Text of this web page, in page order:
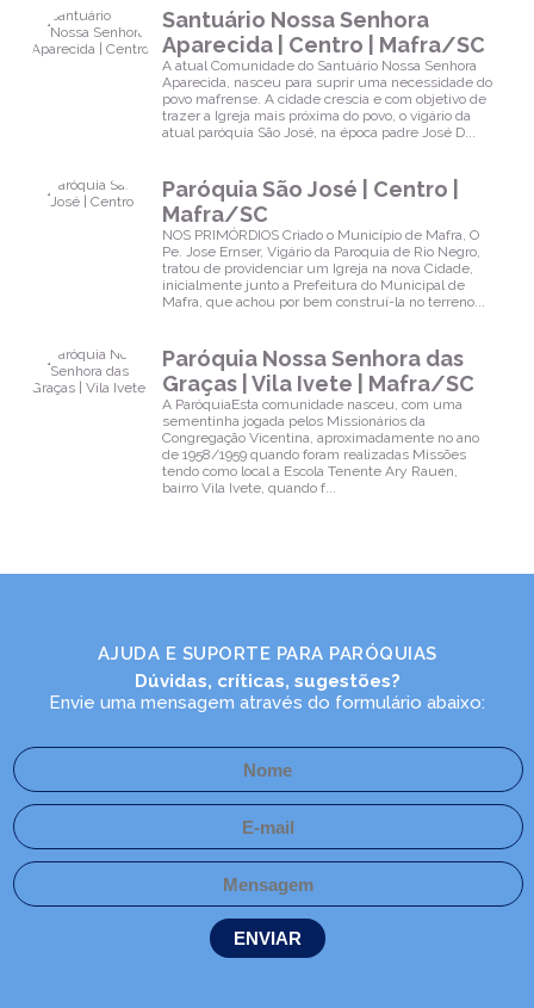
Santuário Nossa Senhora
Aparecida | Centro | Mafra/SC
A atual Comunidade do Santuário Nossa Senhora
Aparecida, nasceu para suprir uma necessidade do
povo mafrense. A cidade crescia e com objetivo de
trazer a Igreja mais próxima do povo, o vigário da
atual paróquia São José, na época padre José D...
Paróquia São José | Centro |
Mafra/SC
NOS PRIMÓRDIOS Criado o Município de Mafra, O
Pe. Jose Ernser, Vigário da Paroquia de Rio Negro,
tratou de providenciar um Igreja na nova Cidade,
inicialmente junto a Prefeitura do Municipal de
Mafra, que achou por bem construí-la no terreno...
Paróquia Nossa Senhora das
Graças | Vila Ivete | Mafra/SC
A ParóquiaEsta comunidade nasceu, com uma
sementinha jogada pelos Missionários da
Congregação Vicentina, aproximadamente no ano
de 1958/1959 quando foram realizadas Missões
tendo como local a Escola Tenente Ary Rauen,
bairro Vila Ivete, quando f...
AJUDA E SUPORTE PARA PARÓQUIAS
Dúvidas, críticas, sugestões?
Envie uma mensagem através do formulário abaixo: